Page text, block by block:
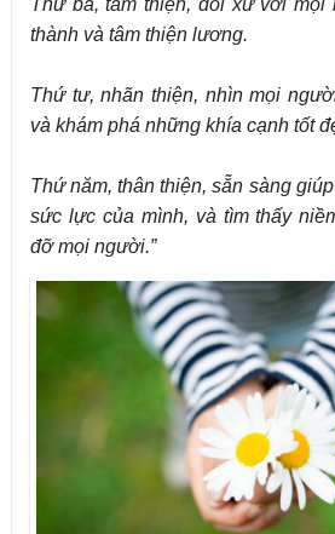
thành và tâm thiện lương.
Thứ tư, nhãn thiện, nhìn mọi
và khám phá những khía cạnh tốt
Thứ năm, thân thiện, sẵn sàng
sức lực của mình, và tìm thấy
đỡ mọi người.”